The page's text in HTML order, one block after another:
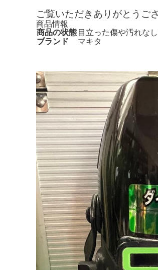
ご覧いただきありがとうご
商品情報
商品の状態 目立った傷や汚れな
ブランド
マキタ